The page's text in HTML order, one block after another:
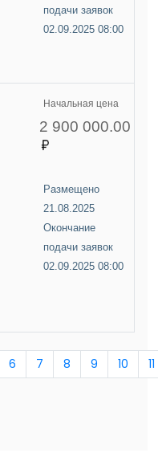
подачи заявок
02.09.2025 08:00
Начальная цена
2 900 000.00
Размещено
21.08.2025
Окончание
подачи заявок
02.09.2025 08:00
6 7 8 9 10 11